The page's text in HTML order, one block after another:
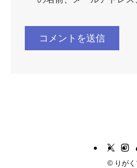
© りが